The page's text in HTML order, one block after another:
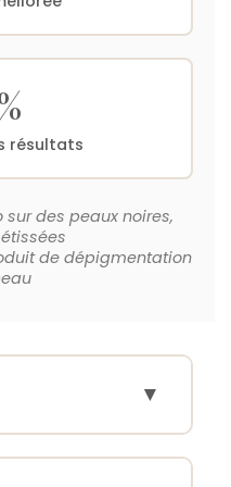
résultats
des peaux noires,
de dépigmentation
▼